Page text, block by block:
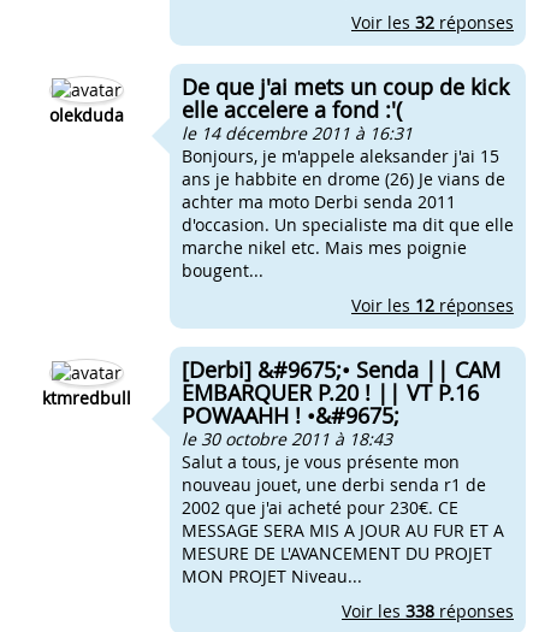
Voir les 32 réponses
olekduda
De que j'ai mets un coup de kick
elle accelere a fond :'(
le 14 décembre 2011 à 16:31
Bonjours, je m'appele aleksander j'ai 15
ans je habbite en drome (26) Je vians de
achter ma moto Derbi senda 2011
d'occasion. Un specialiste ma dit que elle
marche nikel etc. Mais mes poignie
bougent...
Voir les 12 réponses
ktmredbull
[Derbi] &#9675;• Senda || CAM
EMBARQUER P.20 ! || VT P.16
POWAAHH ! •&#9675;
le 30 octobre 2011 à 18:43
Salut a tous, je vous présente mon
nouveau jouet, une derbi senda r1 de
2002 que j'ai acheté pour 230€. CE
MESSAGE SERA MIS A JOUR AU FUR ET A
MESURE DE L'AVANCEMENT DU PROJET
MON PROJET Niveau...
Voir les 338 réponses